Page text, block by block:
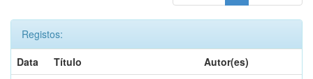
Registos:
Data
Título
Autor(es)